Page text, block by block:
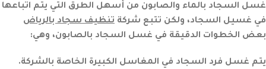
غسل السجاد بالماء والصابون من أسهل الطرق التي يتم اتباعها
في غسيل السجاد، ولكن تتبع شركة تنظيف سجاد بالرياض
بعض الخطوات الدقيقة في غسل السجاد بالصابون، وهي:
يتم غسل فرد السجاد في المغاسل الكبيرة الخاصة بالشركة.